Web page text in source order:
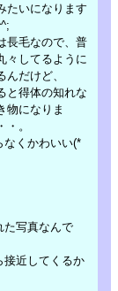
たいになります
長毛なので、普
々してるように
んだけど、
と得体の知れな
物になりま
・。
なくかわいい(*
た写真なんで
接近してくるか